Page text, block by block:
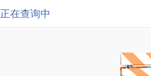
正在查询中